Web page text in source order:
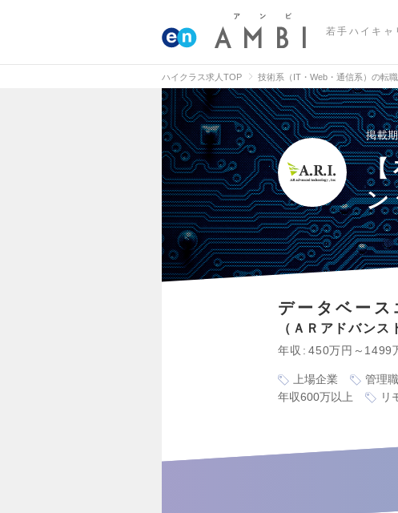
若手ハイキャ
ハイクラス求人TOP 技術系（IT・Web・通信系）の転職
掲載
データベース
ＡＲアドバンス
年収 450万円～1499
上場企業 管理
年収600万以上
リ